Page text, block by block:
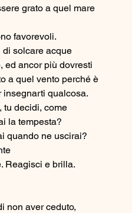
grato a quel mare
favorevoli.
di solcare acque
ed ancor più dovresti
a quel vento perché è
insegnarti qualcosa.
tu decidi, come
la tempesta?
quando ne uscirai?
Reagisci e brilla.